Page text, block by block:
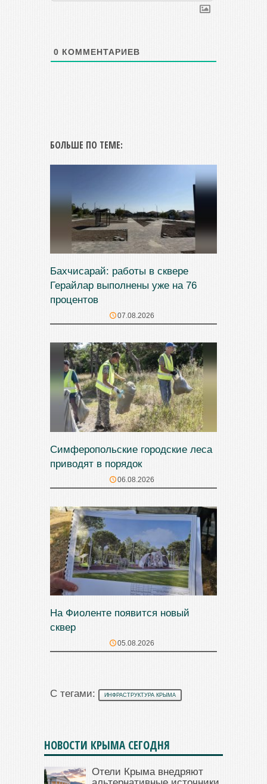
0 КОММЕНТАРИЕВ
БОЛЬШЕ ПО ТЕМЕ:
Бахчисарай: работы в сквере
Герайлар выполнены уже на 76
процентов
07.08.2026
Симферопольские городские леса
приводят в порядок
06.08.2026
На Фиоленте появится новый
сквер
05.08.2026
С тегами: ИНФРАСТРУКТУРА КРЫМА
НОВОСТИ КРЫМА СЕГОДНЯ
Отели Крыма внедряют